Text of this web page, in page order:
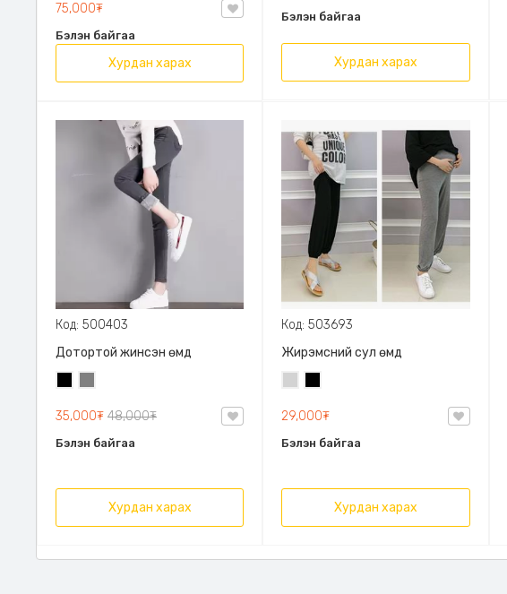
75,000₮
Бэлэн байгаа
Хурдан харах
Бэлэн байгаа
Хурдан харах
Код: 500403
Дотортой жинсэн өмд
35,000₮ 48,000₮
Бэлэн байгаа
Хурдан харах
Код: 503693
Жирэмсний сул өмд
29,000₮
Бэлэн байгаа
Хурдан харах